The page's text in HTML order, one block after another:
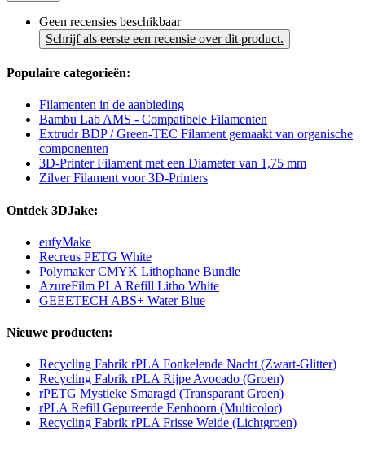
Geen recensies beschikbaar
Schrijf als eerste een recensie over dit product.
Populaire categorieën:
Filamenten in de aanbieding
Bambu Lab AMS - Compatibele Filamenten
Extrudr BDP / Green-TEC Filament gemaakt van organische
componenten
3D-Printer Filament met een Diameter van 1,75 mm
Zilver Filament voor 3D-Printers
Ontdek 3DJake:
eufyMake
Recreus PETG White
Polymaker CMYK Lithophane Bundle
AzureFilm PLA Refill Litho White
GEEETECH ABS+ Water Blue
Nieuwe producten:
Recycling Fabrik rPLA Fonkelende Nacht (Zwart-Glitter)
Recycling Fabrik rPLA Rijpe Avocado (Groen)
rPETG Mystieke Smaragd (Transparant Groen)
rPLA Refill Gepureerde Eenhoorn (Multicolor)
Recycling Fabrik rPLA Frisse Weide (Lichtgroen)